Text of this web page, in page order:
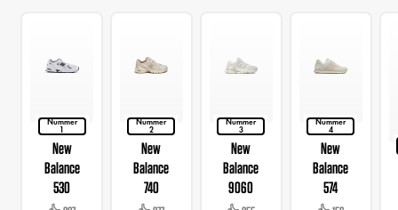
Nummer
1
New
Balance
530
Nummer
2
New
Balance
740
Nummer
3
New
Balance
9060
Nummer
4
New
Balance
574